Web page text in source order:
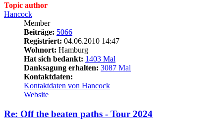
Topic author
Hancock
Member
Beiträge: 5066
Registriert: 04.06.2010 14:47
Wohnort: Hamburg
Hat sich bedankt: 1403 Mal
Danksagung erhalten: 3087 Mal
Kontaktdaten:
Kontaktdaten von Hancock
Website
Re: Off the beaten paths - Tour 2024